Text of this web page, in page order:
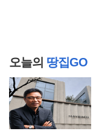
오늘의 땅집GO